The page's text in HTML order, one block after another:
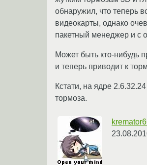
обнаружил, что теперь
видеокарты, однако
пакетный менеджер и с
Может быть кто-нибудь
и теперь приводит к
Кстати, на ядре
тормоза.